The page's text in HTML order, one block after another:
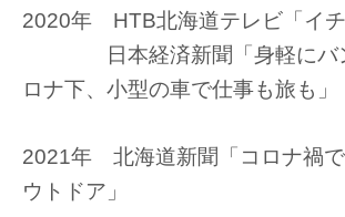
2020年 HTB北海道テレビ「イチ
日本経済新聞「身軽にバ
ロナ下、小型の車で仕事も旅も」
2021年 北海道新聞「コロナ禍
ウトドア」